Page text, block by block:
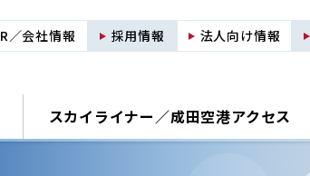
／会社情報 採用情報 法人向け情報
スカイライナー／成田空港アクセス